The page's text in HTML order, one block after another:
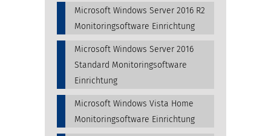
Microsoft Windows Server 2016 R2
Monitoringsoftware Einrichtung
Microsoft Windows Server 2016
Standard Monitoringsoftware
Einrichtung
Microsoft Windows Vista Home
Monitoringsoftware Einrichtung